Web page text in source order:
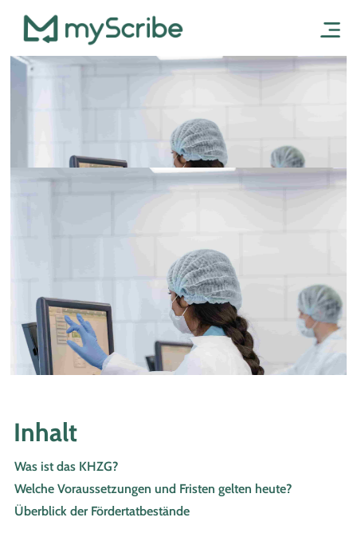
Inhalt
Was ist das KHZG?
Welche Voraussetzungen und Fristen gelten heute?
Überblick der Fördertatbestände